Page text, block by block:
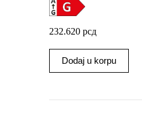
232.620 рсд
Dodaj u korpu